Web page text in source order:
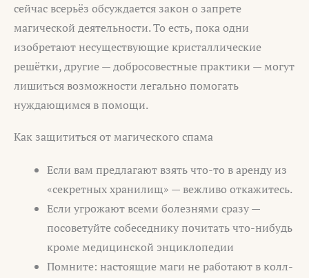
сейчас всерьёз обсуждается закон о запрете
магической деятельности. То есть, пока одни
изобретают несуществующие кристаллические
решётки, другие — добросовестные практики — могут
лишиться возможности легально помогать
нуждающимся в помощи.
Как защититься от магического спама
Если вам предлагают взять что-то в аренду из
«секретных хранилищ» — вежливо откажитесь.
Если угрожают всеми болезнями сразу —
посоветуйте собеседнику почитать что-нибудь
кроме медицинской энциклопедии
Помните: настоящие маги не работают в колл-